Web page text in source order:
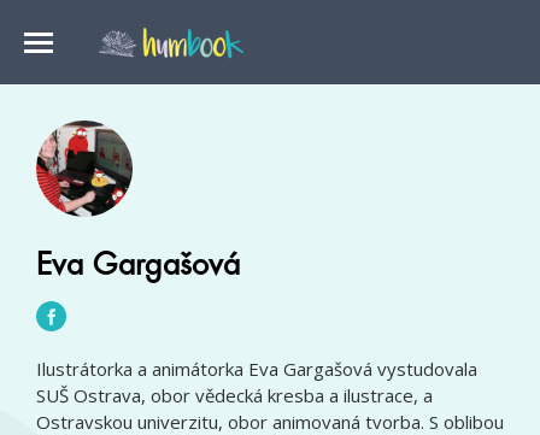
Eva Gargašová
Ilustrátorka a animátorka Eva Gargašová vystudovala
SUŠ Ostrava, obor vědecká kresba a ilustrace, a
Ostravskou univerzitu, obor animovaná tvorba. S oblibou